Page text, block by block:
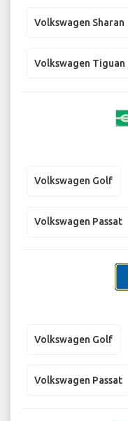
Volkswagen Sharan
Volkswagen Tiguan
Volkswagen Golf
Volkswagen Passat
Volkswagen Golf
Volkswagen Passat